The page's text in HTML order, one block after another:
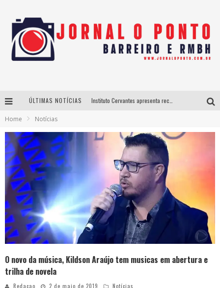
ÚLTIMAS NOTÍCIAS
BH recebe nesta quinta-feira lançamento do jogo “Coleta Seletiva” com roda de conversa entre agentes da sustentabilidade
Home Notícias
O novo da música, Kildson Araújo tem musicas em abertura e
trilha de novela
Redacao 2 de maio de 2019 Notícias